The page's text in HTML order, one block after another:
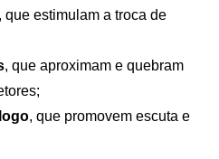
, que estimulam a troca de
, que aproximam e quebram
, que promovem escuta e